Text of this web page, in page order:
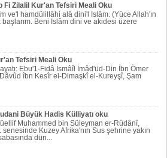
Fi Zilalil Kur'an Tefsiri Meali Oku
ve'l hamdülillâhi alâ dini'l Islâm. (Yüce Allah'ın
Beni Islâm dini ve akidesi üzere
Tefsiri Meali Oku
Ebu'1-Fidâ İsmâîl İmâd'üd-Din İbn Ömer
îbn Kesîr el-Dimaşkî el-Kureyşî, Şam
Büyük Hadis Külliyatı oku
Muhammed bin Süleyman er-Rûdânî,
senesinde Kuzey Afrika'nın Sus şehrine yakın
dün...